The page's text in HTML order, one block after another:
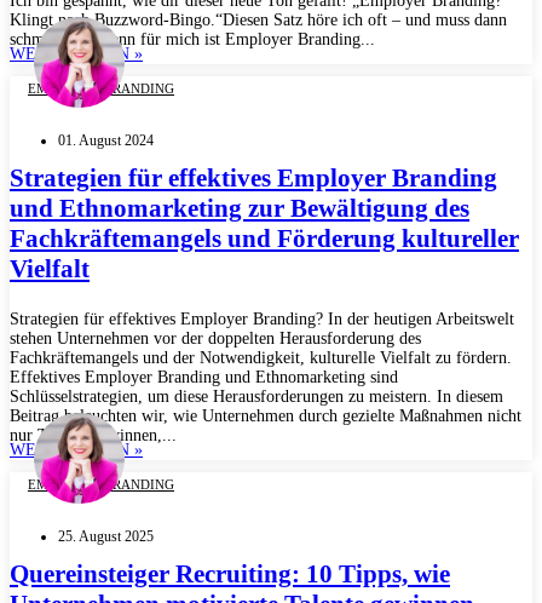
Klingt nach Buzzword-Bingo.“Diesen Satz höre ich oft – und muss dann
schmunzeln. Denn für mich ist Employer Branding...
WEITERLESEN »
EMPLOYER BRANDING
01. August 2024
Strategien für effektives Employer Branding
und Ethnomarketing zur Bewältigung des
Fachkräftemangels und Förderung kultureller
Vielfalt
Strategien für effektives Employer Branding? In der heutigen Arbeitswelt
stehen Unternehmen vor der doppelten Herausforderung des
Fachkräftemangels und der Notwendigkeit, kulturelle Vielfalt zu fördern.
Effektives Employer Branding und Ethnomarketing sind
Schlüsselstrategien, um diese Herausforderungen zu meistern. In diesem
Beitrag beleuchten wir, wie Unternehmen durch gezielte Maßnahmen nicht
nur Talente gewinnen,...
WEITERLESEN »
EMPLOYER BRANDING
25. August 2025
Quereinsteiger Recruiting: 10 Tipps, wie